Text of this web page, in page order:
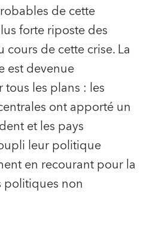
de cette
forte riposte des
de cette crise. La
est devenue
les plans : les
ont apporté un
et les pays
leur politique
en recourant pour la
politiques non